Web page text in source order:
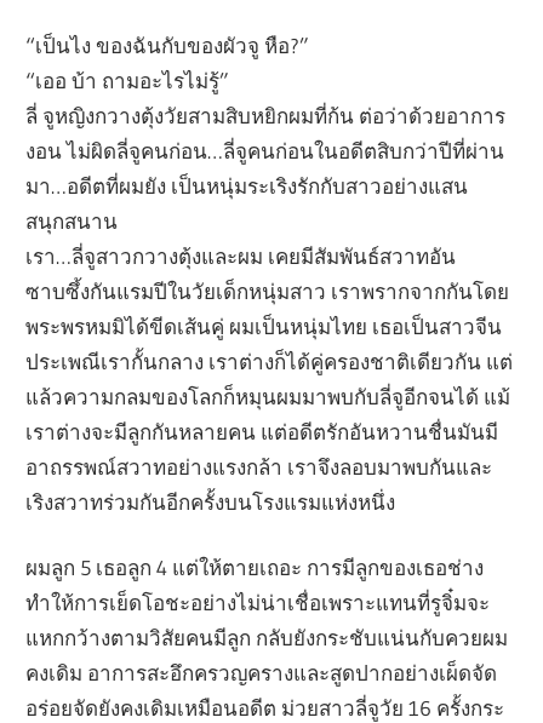
“เป็นไง ของฉันกับของผัวจู หือ?”
“เออ บ้า ถามอะไรไม่รู้”
ลี่ จูหญิงกวางตุ้งวัยสามสิบหยิกผมที่ก้น ต่อว่าด้วยอาการ
งอน ไม่ผิดลี่จูคนก่อน…ลี่จูคนก่อนในอดีตสิบกว่าปีที่ผ่าน
มา…อดีตที่ผมยัง เป็นหนุ่มระเริงรักกับสาวอย่างแสน
สนุกสนาน
เรา…ลี่จูสาวกวางตุ้งและผม เคยมีสัมพันธ์สวาทอัน
ซาบซึ้งกันแรมปีในวัยเด็กหนุ่มสาว เราพรากจากกันโดย
พระพรหมมิได้ขีดเส้นคู่ ผมเป็นหนุ่มไทย เธอเป็นสาวจีน
ประเพณีเรากั้นกลาง เราต่างก็ได้คู่ครองชาติเดียวกัน แต่
แล้วความกลมของโลกก็หมุนผมมาพบกับลี่จูอีกจนได้ แม้
เราต่างจะมีลูกกันหลายคน แต่อดีตรักอันหวานชื่นมันมี
อาถรรพณ์สวาทอย่างแรงกล้า เราจึงลอบมาพบกันและ
เริงสวาทร่วมกันอีกครั้งบนโรงแรมแห่งหนึ่ง
ผมลูก 5 เธอลูก 4 แต่ให้ตายเถอะ การมีลูกของเธอช่าง
ทำให้การเย็ดโอชะอย่างไม่น่าเชื่อเพราะแทนที่รูจิ๋มจะ
แหกกว้างตามวิสัยคนมีลูก กลับยังกระชับแน่นกับควยผม
คงเดิม อาการสะอึกครวญครางและสูดปากอย่างเผ็ดจัด
อร่อยจัดยังคงเดิมเหมือนอดีต ม่วยสาวลี่จูวัย 16 ครั้งกระ